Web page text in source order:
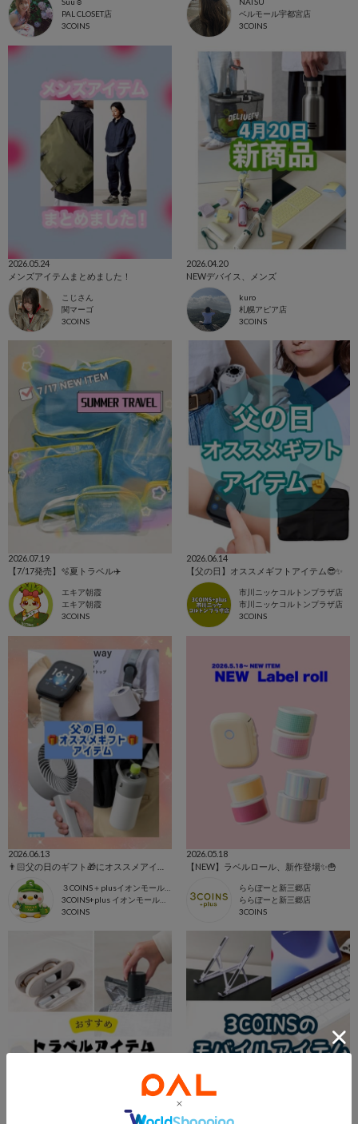
Suu☺︎
PAL CLOSET店
3COINS
NATSU
ベルモール宇都宮店
3COINS
2026.05.24
メンズアイテムまとめました！
こじさん
関マーゴ
3COINS
2026.04.20
NEWデバイス、メンズ
kuro
札幌アピア店
3COINS
2026.07.19
【7/17発売】🫧夏トラベル✈️
エキア朝霞
エキア朝霞
3COINS
2026.06.14
【父の日】オススメギフトアイテム😎✨
市川ニッケコルトンプラザ店
市川ニッケコルトンプラザ店
3COINS
2026.06.13
３COINS＋plusイオンモール上尾
3COINS+plus イオンモール上尾店
3COINS
2026.05.18
【NEW】ラベルロール、新作登場✨🍟
ららぽーと新三郷店
ららぽーと新三郷店
3COINS